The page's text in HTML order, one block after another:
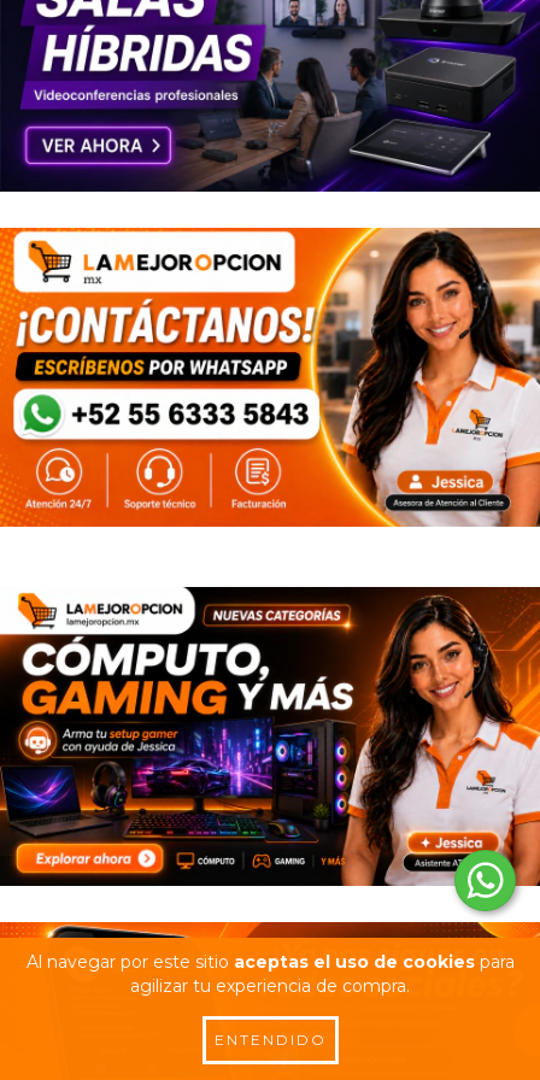
Al navegar por este sitio aceptas el uso de cookiespara
agilizar tu experiencia de compra.
ENTENDIDO